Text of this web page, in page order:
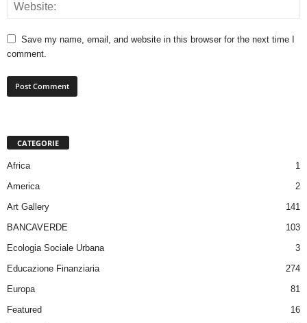
Save my name, email, and website in this browser for the next time I
comment.
CATEGORIE
Africa
1
America
2
Art Gallery
141
BANCAVERDE
103
Ecologia Sociale Urbana
3
Educazione Finanziaria
274
Europa
81
Featured
16